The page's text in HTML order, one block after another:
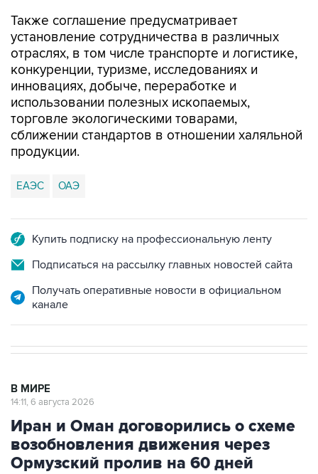
Также соглашение предусматривает
установление сотрудничества в различных
отраслях, в том числе транспорте и логистике,
конкуренции, туризме, исследованиях и
инновациях, добыче, переработке и
использовании полезных ископаемых,
торговле экологическими товарами,
сближении стандартов в отношении халяльной
продукции.
ЕАЭС ОАЭ
Купить подписку на профессиональную ленту
Подписаться на рассылку главных новостей сайта
Получать оперативные новости в официальном
канале
В МИРЕ
14:11, 6 августа 2026
Иран и Оман договорились о схеме
возобновления движения через
Ормузский пролив на 60 дней